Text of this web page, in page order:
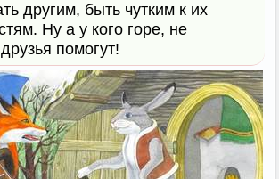
другим, быть чутким к их
Ну а у кого горе, не
помогут!